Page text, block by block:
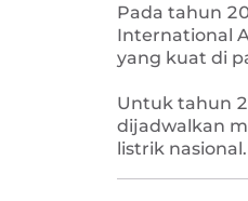
Pada tahun
International
yang kuat di
Untuk tahun
dijadwalkan
listrik nasional.